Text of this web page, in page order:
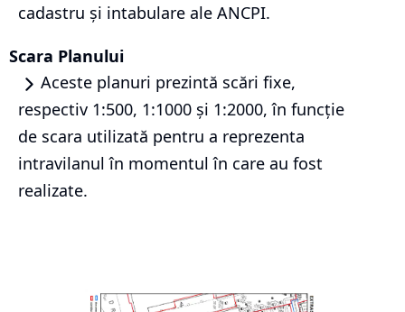
cadastru și intabulare ale ANCPI.
Scara Planului
Aceste planuri prezintă scări fixe,
respectiv 1:500, 1:1000 și 1:2000, în funcție
de scara utilizată pentru a reprezenta
intravilanul în momentul în care au fost
realizate.